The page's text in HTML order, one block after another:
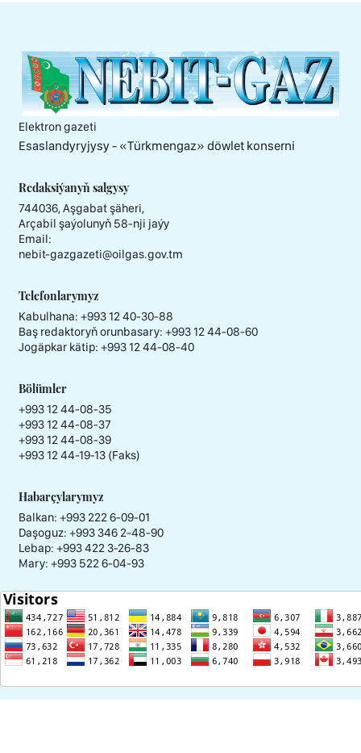
Elektron gazeti
Esaslandyryjysy - «Тürkmengaz» döwlet konserni
Redaksiýanyň salgysy
744036, Aşgabat şäheri,
Arçabil şaýolunyň 58-nji jaýy
Email:
nebit-gazgazeti@oilgas.gov.tm
Telefonlarymyz
Kabulhana: +993 12 40-30-88
Baş redaktoryň orunbasary: +993 12 44-08-60
Jogäpkar kätip: +993 12 44-08-40
Bölümler
+993 12 44-08-35
+993 12 44-08-37
+993 12 44-08-39
+993 12 44-19-13 (Faks)
Habarçylarymyz
Balkan: +993 222 6-09-01
Daşoguz: +993 346 2-48-90
Lebap: +993 422 3-26-83
Mary: +993 522 6-04-93